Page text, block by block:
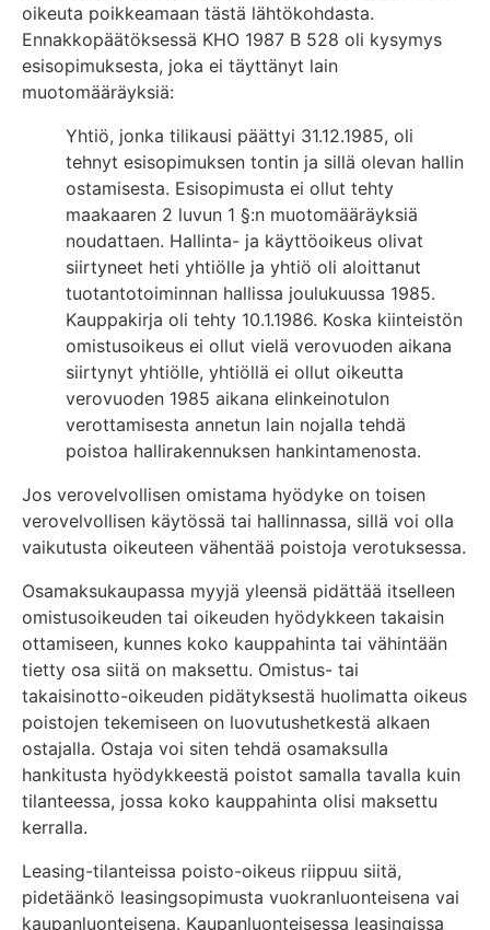
oikeuta poikkeamaan tästä lähtökohdasta.
Ennakkopäätöksessä KHO 1987 B 528 oli kysymys
esisopimuksesta, joka ei täyttänyt lain
muotomääräyksiä:
Yhtiö, jonka tilikausi päättyi 31.12.1985, oli
tehnyt esisopimuksen tontin ja sillä olevan hallin
ostamisesta. Esisopimusta ei ollut tehty
maakaaren 2 luvun 1 §:n muotomääräyksiä
noudattaen. Hallinta- ja käyttöoikeus olivat
siirtyneet heti yhtiölle ja yhtiö oli aloittanut
tuotantotoiminnan hallissa joulukuussa 1985.
Kauppakirja oli tehty 10.1.1986. Koska kiinteistön
omistusoikeus ei ollut vielä verovuoden aikana
siirtynyt yhtiölle, yhtiöllä ei ollut oikeutta
verovuoden 1985 aikana elinkeinotulon
verottamisesta annetun lain nojalla tehdä
poistoa hallirakennuksen hankintamenosta.
Jos verovelvollisen omistama hyödyke on toisen
verovelvollisen käytössä tai hallinnassa, sillä voi olla
vaikutusta oikeuteen vähentää poistoja verotuksessa.
Osamaksukaupassa myyjä yleensä pidättää itselleen
omistusoikeuden tai oikeuden hyödykkeen takaisin
ottamiseen, kunnes koko kauppahinta tai vähintään
tietty osa siitä on maksettu. Omistus- tai
takaisinotto-oikeuden pidätyksestä huolimatta oikeus
poistojen tekemiseen on luovutushetkestä alkaen
ostajalla. Ostaja voi siten tehdä osamaksulla
hankitusta hyödykkeestä poistot samalla tavalla kuin
tilanteessa, jossa koko kauppahinta olisi maksettu
kerralla.
Leasing-tilanteissa poisto-oikeus riippuu siitä,
pidetäänkö leasingsopimusta vuokranluonteisena vai
kaupanluonteisena. Kaupanluonteisessa leasingissa